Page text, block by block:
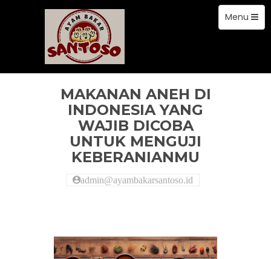
Toggle
navigation
Menu
MAKANAN ANEH DI
INDONESIA YANG
WAJIB DICOBA
UNTUK MENGUJI
KEBERANIANMU
admin@ayambakarsantoso.id